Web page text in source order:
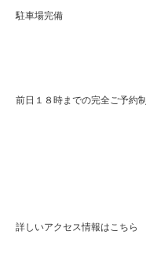
駐車場完備
前日１８時までの完全ご予約制
詳しいアクセス情報はこちら